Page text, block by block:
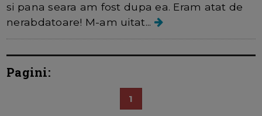
si pana seara am fost dupa ea. Eram atat de
nerabdatoare! M-am uitat...
Pagini:
1